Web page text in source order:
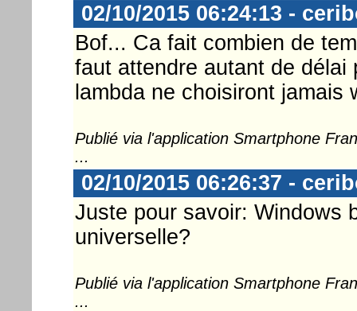
02/10/2015 06:24:13 -
Bof... Ca fait combien de
faut attendre autant de
lambda ne choisiront jamais
Publié via l'application Smartphone
...
02/10/2015 06:26:37 -
Juste pour savoir: Windows
universelle?
Publié via l'application Smartphone
...